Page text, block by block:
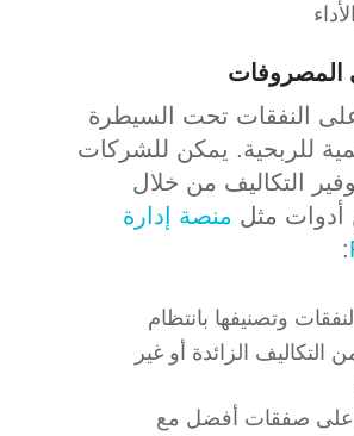
النفقات تحت السيطرة
للربحية. يمكن للشركات
التكاليف من خلال
أدوات مثل منصة إدارة
:
وتصنيفها بانتظام
التكاليف الزائدة أو غير
على صفقات أفضل مع